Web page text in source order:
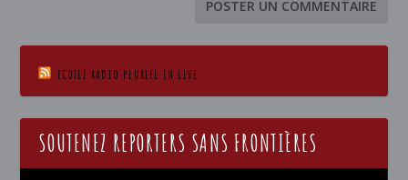
ECOTEZ RADIO PLURIEL EN LIVE
SOUTENEZ REPORTERS SANS FRONTIÈRES